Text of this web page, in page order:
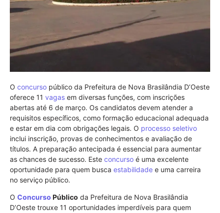
O concurso público da Prefeitura de Nova Brasilândia D’Oeste
oferece 11 vagas em diversas funções, com inscrições
abertas até 6 de março. Os candidatos devem atender a
requisitos específicos, como formação educacional adequada
e estar em dia com obrigações legais. O processo seletivo
inclui inscrição, provas de conhecimentos e avaliação de
títulos. A preparação antecipada é essencial para aumentar
as chances de sucesso. Este concurso é uma excelente
oportunidade para quem busca estabilidade e uma carreira
no serviço público.
O Concurso Público da Prefeitura de Nova Brasilândia
D’Oeste trouxe 11 oportunidades imperdíveis para quem